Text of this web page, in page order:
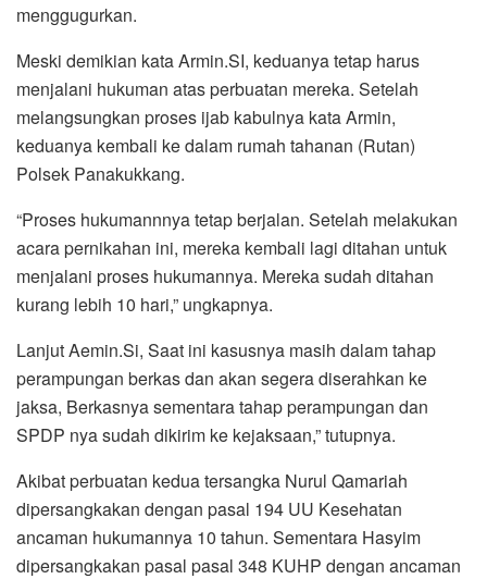
menggugurkan.
Meski demikian kata Armin.SI, keduanya tetap harus
menjalani hukuman atas perbuatan mereka. Setelah
melangsungkan proses ijab kabulnya kata Armin,
keduanya kembali ke dalam rumah tahanan (Rutan)
Polsek Panakukkang.
“Proses hukumannnya tetap berjalan. Setelah melakukan
acara pernikahan ini, mereka kembali lagi ditahan untuk
menjalani proses hukumannya. Mereka sudah ditahan
kurang lebih 10 hari,” ungkapnya.
Lanjut Aemin.Si, Saat ini kasusnya masih dalam tahap
perampungan berkas dan akan segera diserahkan ke
jaksa, Berkasnya sementara tahap perampungan dan
SPDP nya sudah dikirim ke kejaksaan,” tutupnya.
Akibat perbuatan kedua tersangka Nurul Qamariah
dipersangkakan dengan pasal 194 UU Kesehatan
ancaman hukumannya 10 tahun. Sementara Hasyim
dipersangkakan pasal pasal 348 KUHP dengan ancaman